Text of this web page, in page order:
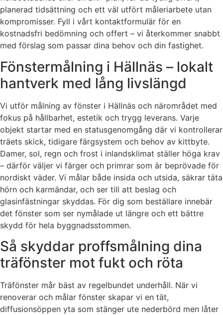
planerad tidsättning och ett väl utfört måleriarbete utan
kompromisser. Fyll i vårt kontaktformulär för en
kostnadsfri bedömning och offert – vi återkommer snabbt
med förslag som passar dina behov och din fastighet.
Fönstermålning i Hällnäs – lokalt
hantverk med lång livslängd
Vi utför målning av fönster i Hällnäs och närområdet med
fokus på hållbarhet, estetik och trygg leverans. Varje
objekt startar med en statusgenomgång där vi kontrollerar
träets skick, tidigare färgsystem och behov av kittbyte.
Damer, sol, regn och frost i inlandsklimat ställer höga krav
– därför väljer vi färger och primrar som är beprövade för
nordiskt väder. Vi målar både insida och utsida, säkrar täta
hörn och karmändar, och ser till att beslag och
glasinfästningar skyddas. För dig som beställare innebär
det fönster som ser nymålade ut längre och ett bättre
skydd för hela byggnadsstommen.
Så skyddar proffsmålning dina
träfönster mot fukt och röta
Träfönster mår bäst av regelbundet underhåll. När vi
renoverar och målar fönster skapar vi en tät,
diffusionsöppen yta som stänger ute nederbörd men låter